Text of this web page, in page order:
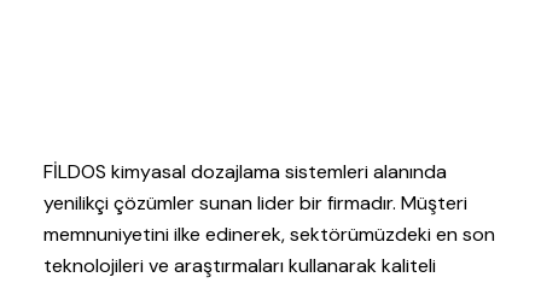
FİLDOS kimyasal dozajlama sistemleri alanında
yenilikçi çözümler sunan lider bir firmadır. Müşteri
memnuniyetini ilke edinerek, sektörümüzdeki en son
teknolojileri ve araştırmaları kullanarak kaliteli